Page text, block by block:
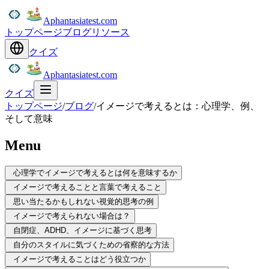
Aphantasiatest.com
トップページブログリソース
クイズ
Aphantasiatest.com
クイズ
トップページ/ブログ/イメージで考えるとは：心理学、例、
そして意味
Menu
心理学でイメージで考えるとは何を意味するか
イメージで考えることと言葉で考えること
思い当たるかもしれない視覚的思考の例
イメージで考えられない場合は？
自閉症、ADHD、イメージに基づく思考
自分のスタイルに気づくための省察的な方法
イメージで考えることはどう役立つか